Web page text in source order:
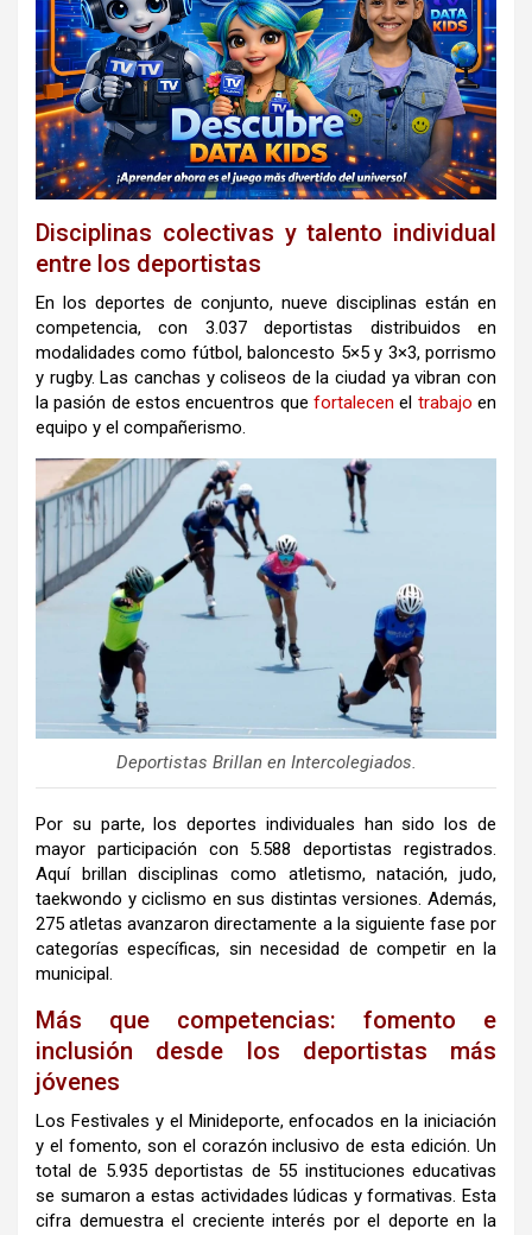
Disciplinas colectivas y talento individual
entre los deportistas
En los deportes de conjunto, nueve disciplinas están en
competencia, con 3.037 deportistas distribuidos en
modalidades como fútbol, baloncesto 5×5 y 3×3, porrismo
y rugby. Las canchas y coliseos de la ciudad ya vibran con
la pasión de estos encuentros que fortalecen el trabajo en
equipo y el compañerismo.
Deportistas Brillan en Intercolegiados.
Por su parte, los deportes individuales han sido los de
mayor participación con 5.588 deportistas registrados.
Aquí brillan disciplinas como atletismo, natación, judo,
taekwondo y ciclismo en sus distintas versiones. Además,
275 atletas avanzaron directamente a la siguiente fase por
categorías específicas, sin necesidad de competir en la
municipal.
Más que competencias: fomento e
inclusión desde los deportistas más
jóvenes
Los Festivales y el Minideporte, enfocados en la iniciación
y el fomento, son el corazón inclusivo de esta edición. Un
total de 5.935 deportistas de 55 instituciones educativas
se sumaron a estas actividades lúdicas y formativas. Esta
cifra demuestra el creciente interés por el deporte en la